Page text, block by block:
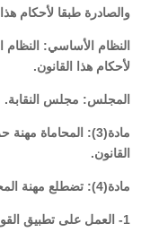
والصادرة طبقا لأحكام
النظام الأساسي: النظام
لأحكام هذا القانون.
المجلس: مجلس النقابة.
مادة(3): المحاماة
القانون.
مادة(4): تضطلع مهنة المحاماة بالأهداف الرئيسية التالية:-
1- العمل على تطبيق